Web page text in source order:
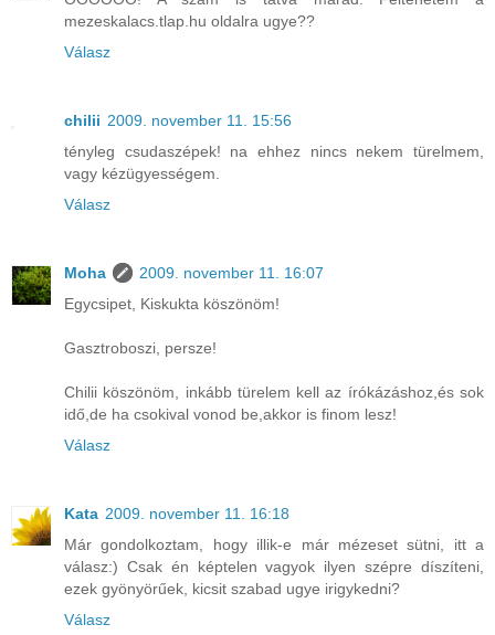
mezeskalacs.tlap.hu oldalra ugye??
Válasz
chilii 2009. november 11. 15:56
tényleg csudaszépek! na ehhez nincs nekem türelmem,
vagy kézügyességem.
Válasz
Moha
2009. november 11. 16:07
Egycsipet, Kiskukta köszönöm!
Gasztroboszi, persze!
Chilii köszönöm, inkább türelem kell az írókázáshoz,és sok
idő,de ha csokival vonod be,akkor is finom lesz!
Válasz
Kata 2009. november 11. 16:18
Már gondolkoztam, hogy illik-e már mézeset sütni, itt a
válasz:) Csak én képtelen vagyok ilyen szépre díszíteni,
ezek gyönyörűek, kicsit szabad ugye irigykedni?
Válasz